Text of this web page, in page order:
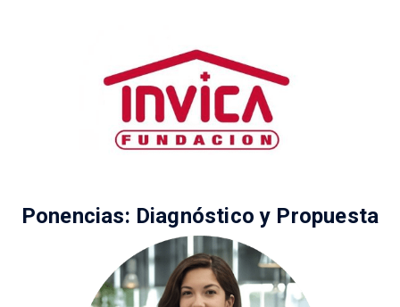
Ponencias: Diagnóstico y Propuesta